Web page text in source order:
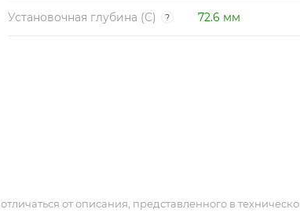
Установочная глубина (C) ? 72.6 мм
от описания, представленного в